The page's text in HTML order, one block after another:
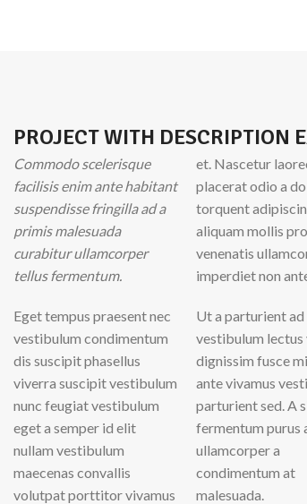
PROJECT WITH DESCRIPTION
Commodo scelerisque
facilisis enim ante habitant
suspendisse fringilla ad a
primis malesuada
curabitur ullamcorper
tellus fermentum.
Eget tempus praesent nec
vestibulum condimentum
dis suscipit phasellus
viverra suscipit vestibulum
nunc feugiat vestibulum
eget a semper id elit
nullam vestibulum
maecenas convallis
volutpat porttitor vivamus
et. Nascetur
placerat odio a
torquent
aliquam mollis
venenatis
imperdiet non
Ut a parturient ad
vestibulum lectus
dignissim fusce
ante vivamus
parturient sed. A
fermentum purus
ullamcorper a
condimentum at
malesuada.